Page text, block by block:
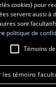
et
cookies) pour
servent aussi à
sont
politique de
Témoins
les témoins